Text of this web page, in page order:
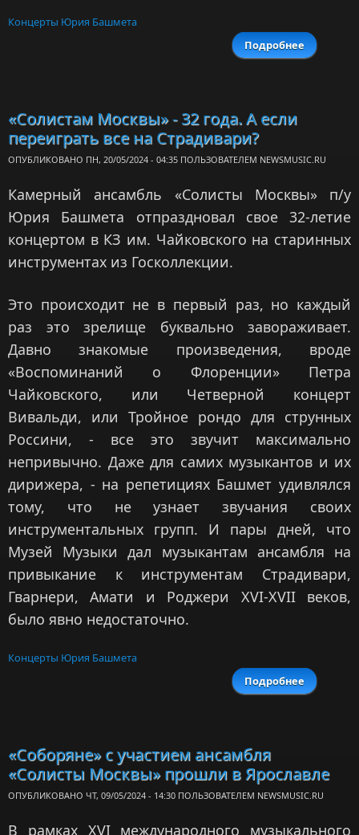
Концерты Юрия Башмета
Подробнее
«Солистам Москвы» - 32 года. А если
переиграть все на Страдивари?
ОПУБЛИКОВАНО ПН, 20/05/2024 - 04:35 ПОЛЬЗОВАТЕЛЕМ NEWSMUSIC.RU
Камерный ансамбль «Солисты Москвы» п/у
Юрия Башмета отпраздновал свое 32-летие
концертом в КЗ им. Чайковского на старинных
инструментах из Госколлекции.
Это происходит не в первый раз, но каждый
раз это зрелище буквально завораживает.
Давно знакомые произведения, вроде
«Воспоминаний о Флоренции» Петра
Чайковского, или Четверной концерт
Вивальди, или Тройное рондо для струнных
Россини, - все это звучит максимально
непривычно. Даже для самих музыкантов и их
дирижера, - на репетициях Башмет удивлялся
тому, что не узнает звучания своих
инструментальных групп. И пары дней, что
Музей Музыки дал музыкантам ансамбля на
привыкание к инструментам Страдивари,
Гварнери, Амати и Роджери XVI-XVII веков,
было явно недостаточно.
Концерты Юрия Башмета
Подробнее
о
Москвы»
«Соборяне» с участием ансамбля
«Солисты Москвы» прошли в Ярославле
ОПУБЛИКОВАНО ЧТ, 09/05/2024 - 14:30 ПОЛЬЗОВАТЕЛЕМ NEWSMUSIC.RU
В рамках XVI международного музыкального